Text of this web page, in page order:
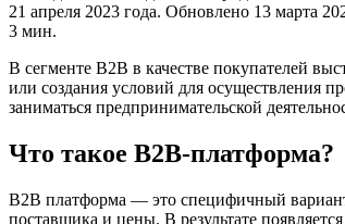
21 апреля 2023 года. Обновлено 13 марта
3 мин.
В сегменте B2B в качестве покупателей
или создания условий для осуществления
заниматься предпринимательской
Что такое B2B-платформа?
B2B платформа — это специфичный
поставщика и цены. В результате